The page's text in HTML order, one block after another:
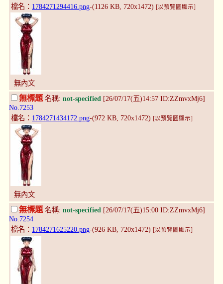
檔名： 1784271294416.png-(1126 KB, 720x1472) [以預覽圖顯示]
無內文
無標題 名稱: not-specified [26/07/17(五)14:57 ID:ZZmvxMj6]
No.7253
檔名： 1784271434172.png-(972 KB, 720x1472) [以預覽圖顯示]
無內文
無標題名稱: not-specified [26/07/17(五)15:00 ID:ZZmvxMj6]
No.7254
檔名： 1784271625220.png-(926 KB, 720x1472) [以預覽圖顯示]